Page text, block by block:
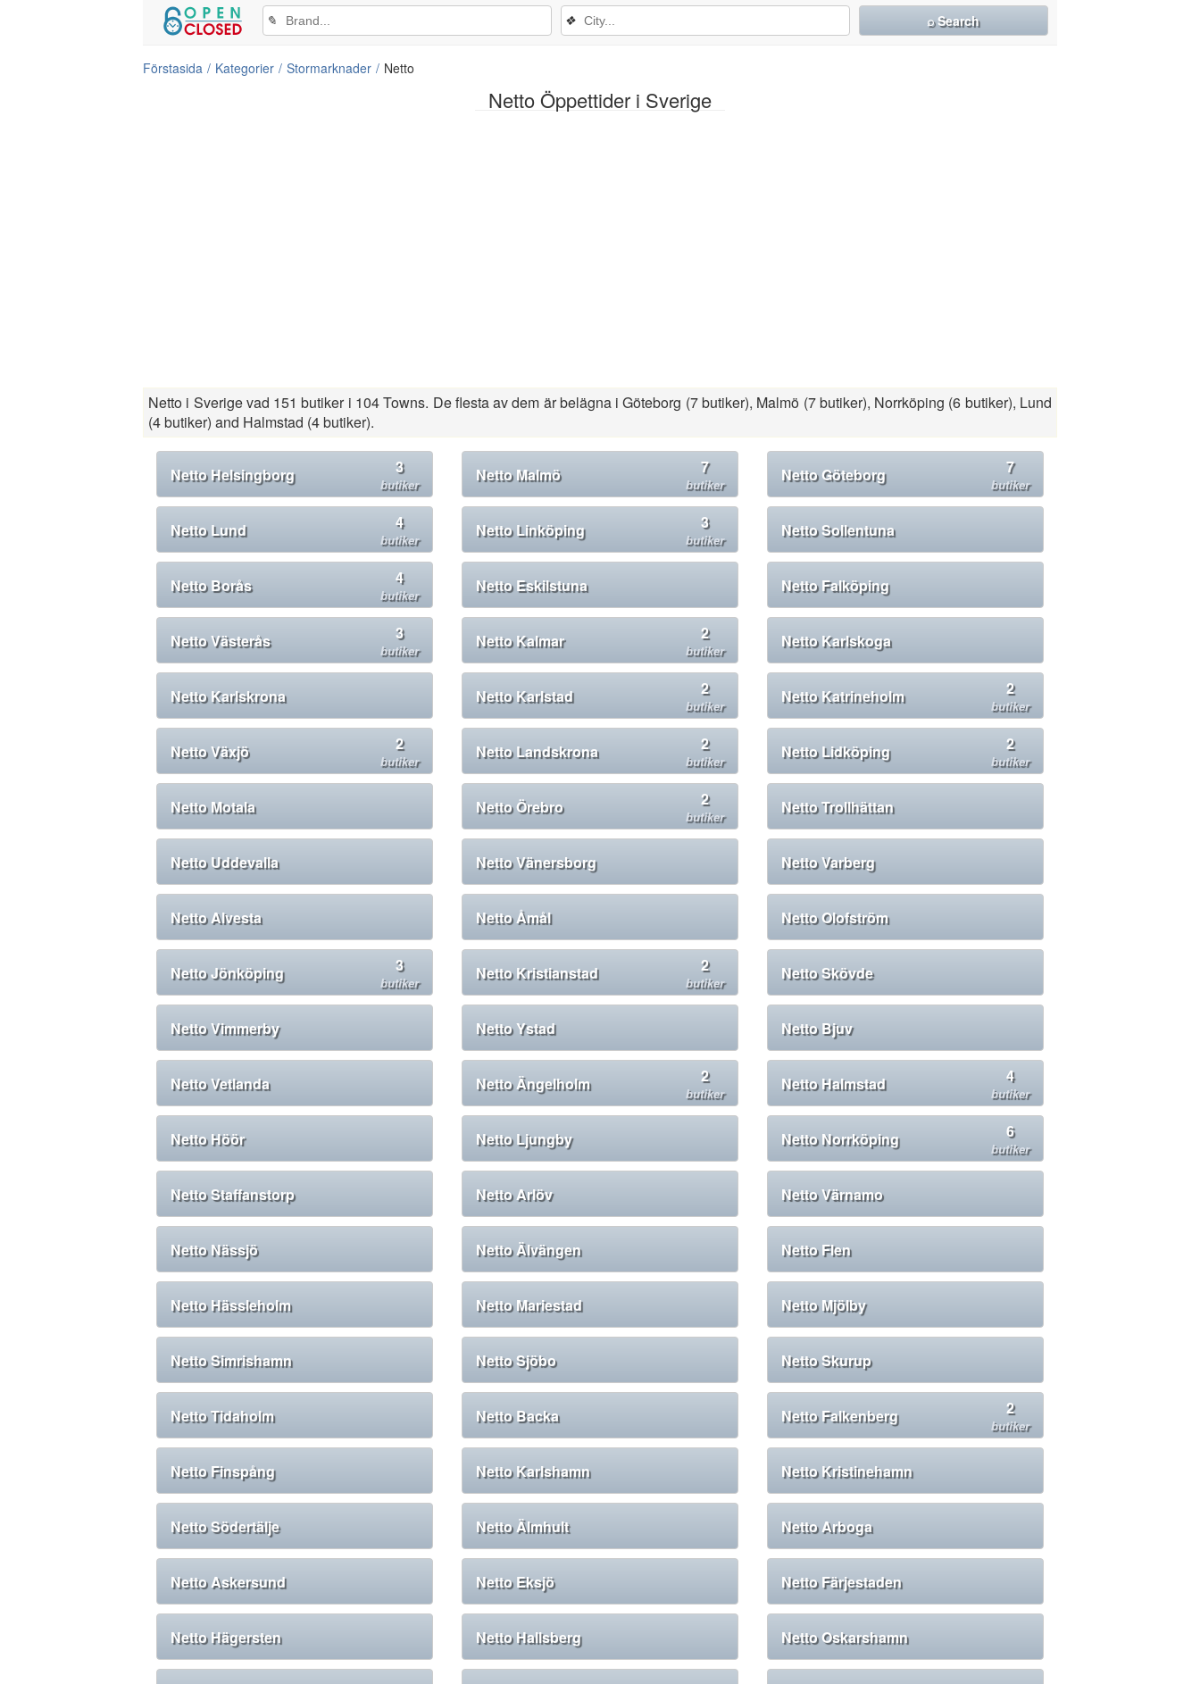
Netto Öppettider i Sverige
✎ ❖ ⌕ Search
Förstasida Kategorier Stormarknader Netto
Netto i Sverige vad 151 butiker i 104 Towns. De flesta av dem är belägna i Göteborg (7 butiker), Malmö (7 butiker), Norrköping (6 butiker), Lund
(4 butiker) and Halmstad (4 butiker).
Netto Helsingborg 3
butiker Netto Malmö 7
butiker Netto Göteborg 7
butiker
Netto Lund 4
butiker Netto Linköping 3
butiker Netto Sollentuna
Netto Borås 4
butiker Netto Eskilstuna Netto Falköping
Netto Västerås 3
butiker Netto Kalmar 2
butiker Netto Karlskoga
Netto Karlskrona Netto Karlstad 2
butiker Netto Katrineholm 2
butiker
Netto Växjö 2
butiker Netto Landskrona 2
butiker Netto Lidköping 2
butiker
Netto Motala Netto Örebro 2
butiker Netto Trollhättan
Netto Uddevalla Netto Vänersborg Netto Varberg
Netto Alvesta Netto Åmål Netto Olofström
Netto Jönköping 3
butiker Netto Kristianstad 2
butiker Netto Skövde
Netto Vimmerby Netto Ystad Netto Bjuv
Netto Vetlanda Netto Ängelholm 2
butiker Netto Halmstad 4
butiker
Netto Höör Netto Ljungby Netto Norrköping 6
butiker
Netto Staffanstorp Netto Arlöv Netto Värnamo
Netto Nässjö Netto Älvängen Netto Flen
Netto Hässleholm Netto Mariestad Netto Mjölby
Netto Simrishamn Netto Sjöbo Netto Skurup
Netto Tidaholm Netto Backa Netto Falkenberg 2
butiker
Netto Finspång Netto Karlshamn Netto Kristinehamn
Netto Södertälje Netto Älmhult Netto Arboga
Netto Askersund Netto Eksjö Netto Färjestaden
Netto Hägersten Netto Hallsberg Netto Oskarshamn